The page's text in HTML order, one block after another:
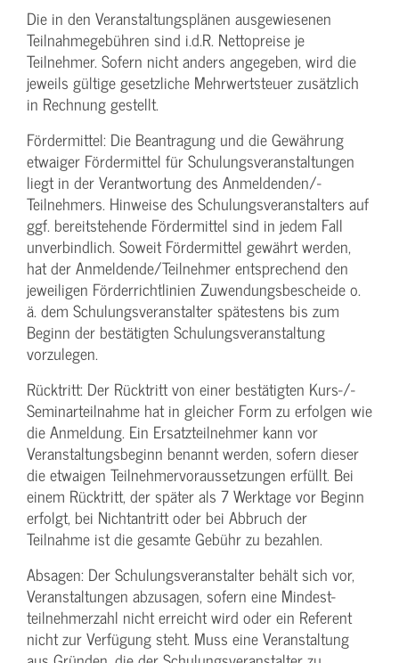
Die in den Veranstaltungsplänen ausgewiesenen
Teilnahmegebühren sind i.d.R. Nettopreise je
Teilnehmer. Sofern nicht anders angegeben, wird die
jeweils gültige gesetzliche Mehrwertsteuer zusätzlich
in Rechnung gestellt.
Fördermittel: Die Beantragung und die Gewährung
etwaiger Fördermittel für Schulungs­veranstaltungen
liegt in der Verantwortung des Anmeldenden/­
Teilnehmers. Hinweise des Schulungs­veranstalters auf
ggf. bereitstehende Fördermittel sind in jedem Fall
unverbindlich. Soweit Fördermittel gewährt werden,
hat der Anmeldende/­Teilnehmer entsprechend den
jeweiligen Förderrichtlinien Zuwendungs­bescheide o.
ä. dem Schulungs­veranstalter spätestens bis zum
Beginn der bestätigten Schulungs­veranstaltung
vorzulegen.
Rücktritt: Der Rücktritt von einer bestätigten Kurs-/­
Seminarteilnahme hat in gleicher Form zu erfolgen wie
die Anmeldung. Ein Ersatzteilnehmer kann vor
Veranstaltungs­beginn benannt werden, sofern dieser
die etwaigen Teilnehmer­voraussetzungen erfüllt. Bei
einem Rücktritt, der später als 7 Werktage vor Beginn
erfolgt, bei Nichtantritt oder bei Abbruch der
Teilnahme ist die gesamte Gebühr zu bezahlen.
Absagen: Der Schulungs­veranstalter behält sich vor,
Veranstaltungen abzusagen, sofern eine Mindest­
teilnehmerzahl nicht erreicht wird oder ein Referent
nicht zur Verfügung steht. Muss eine Veranstaltung